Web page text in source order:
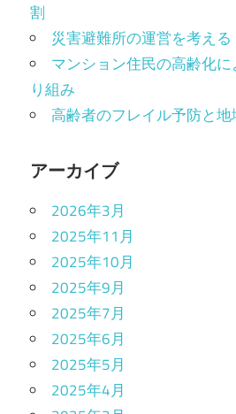
割
災害避難所の運営を考える
マンション住民の高齢化
り組み
高齢者のフレイル予防と地
アーカイブ
2026年3月
2025年11月
2025年10月
2025年9月
2025年7月
2025年6月
2025年5月
2025年4月